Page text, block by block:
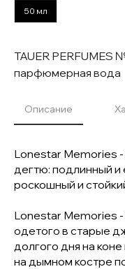
50 мл
TAUER
парфюмерная вода
Описание
Lonestar Memories
дегтю: подлинный
роскошный и
Lonestar Memories -
одетого в старые
долгого дня на
на дымном костре